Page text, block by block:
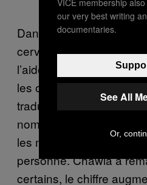
Dans l’unité de soins
cerveau des patients
l’aide de moniteurs
les ondes de l’avant de
traduisent de manière
nombre compris entre 0
les médecins du niveau
personne. Chawla a
certains, le chiffre
our very best writing
documentaries.
See All
Or,